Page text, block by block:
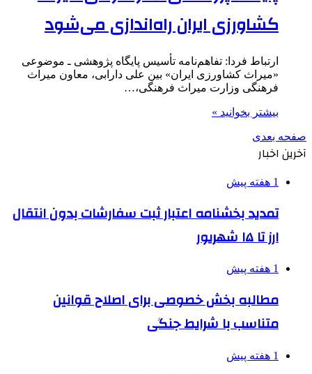
کشاورزی ایران راه‌اندازی می‌شود
ارتباط فردا: تفاهم‌نامه‌ تأسیس پایگاه پژوهشی ـ موضوعی
«میراث کشاورزی ایران» بین علی دارابی، معاون میراث
فرهنگی وزارت میراث فرهنگی،…
بیشتر بخوانید »
صفحه بعدی
آخرین اخبار
1 هفته پیش
تمدید بخشنامه اعتبار ثبت سفارشات بدون انتقال
ارز تا ۱۵ شهریور
1 هفته پیش
مطالبه بخش خصوصی برای اصلاح قوانین
متناسب با شرایط جنگی
1 هفته پیش